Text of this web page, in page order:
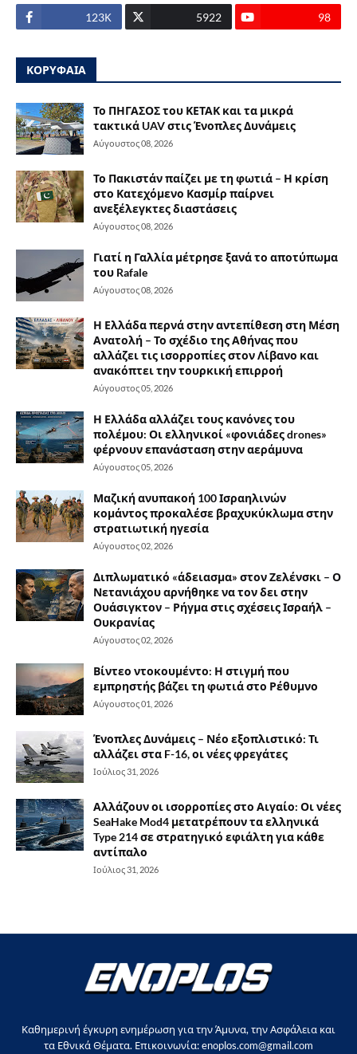
123Κ 5922 98
ΚΟΡΥΦΑΙΑ
Το ΠΗΓΑΣΟΣ του ΚΕΤΑΚ και τα μικρά
τακτικά UAV στις Ένοπλες Δυνάμεις
Αύγουστος 08, 2026
Το Πακιστάν παίζει με τη φωτιά – Η κρίση
στο Κατεχόμενο Κασμίρ παίρνει
ανεξέλεγκτες διαστάσεις
Αύγουστος 08, 2026
Γιατί η Γαλλία μέτρησε ξανά το αποτύπωμα
του Rafale
Αύγουστος 08, 2026
Η Ελλάδα περνά στην αντεπίθεση στη Μέση
Ανατολή – Το σχέδιο της Αθήνας που
αλλάζει τις ισορροπίες στον Λίβανο και
ανακόπτει την τουρκική επιρροή
Αύγουστος 05, 2026
Η Ελλάδα αλλάζει τους κανόνες του
πολέμου: Οι ελληνικοί «φονιάδες drones»
φέρνουν επανάσταση στην αεράμυνα
Αύγουστος 05, 2026
Μαζική ανυπακοή 100 Ισραηλινών
κομάντος προκαλέσε βραχυκύκλωμα στην
στρατιωτική ηγεσία
Αύγουστος 02, 2026
Διπλωματικό «άδειασμα» στον Ζελένσκι – Ο
Νετανιάχου αρνήθηκε να τον δει στην
Ουάσιγκτον – Ρήγμα στις σχέσεις Ισραήλ –
Ουκρανίας
Αύγουστος 02, 2026
Βίντεο ντοκουμέντο: Η στιγμή που
εμπρηστής βάζει τη φωτιά στο Ρέθυμνο
Αύγουστος 01, 2026
Ένοπλες Δυνάμεις – Νέο εξοπλιστικό: Τι
αλλάζει στα F-16, οι νέες φρεγάτες
Ιούλιος 31, 2026
Αλλάζουν οι ισορροπίες στο Αιγαίο: Οι νέες
SeaHake Mod4 μετατρέπουν τα ελληνικά
Type 214 σε στρατηγικό εφιάλτη για κάθε
αντίπαλο
Ιούλιος 31, 2026
Καθημερινή έγκυρη ενημέρωση για την Άμυνα, την Ασφάλεια και
τα Εθνικά Θέματα. Επικοινωνία: enoplos.com@gmail.com